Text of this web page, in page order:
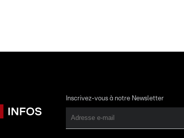
Inscrivez-vous à notre Newsletter